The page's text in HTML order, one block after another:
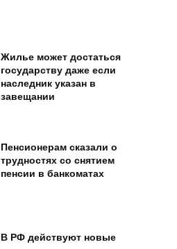
Жилье может достаться
государству даже если
наследник указан в
завещании
Пенсионерам сказали о
трудностях со снятием
пенсии в банкоматах
В РФ действуют новые